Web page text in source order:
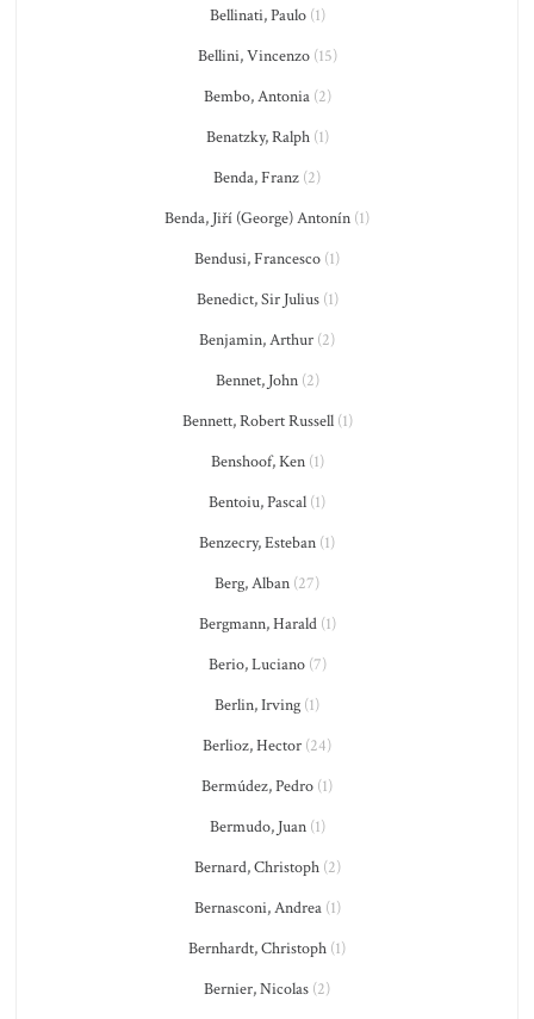
Bellinati, Paulo(1)
Bellini, Vincenzo(15)
Bembo, Antonia(2)
Benatzky, Ralph(1)
Benda, Franz (2)
Benda, Jiří (George) Antonín (1)
Bendusi, Francesco (1)
Benedict, Sir Julius(1)
Benjamin, Arthur (2)
Bennet, John(2)
Bennett, Robert Russell(1)
Benshoof, Ken(1)
Bentoiu, Pascal (1)
Benzecry, Esteban (1)
Berg, Alban (27)
Bergmann, Harald(1)
Berio, Luciano(7)
Berlin, Irving (1)
Berlioz, Hector (24)
Bermúdez, Pedro (1)
Bermudo, Juan(1)
Bernard, Christoph(2)
Bernasconi, Andrea(1)
Bernhardt, Christoph (1)
Bernier, Nicolas (2)